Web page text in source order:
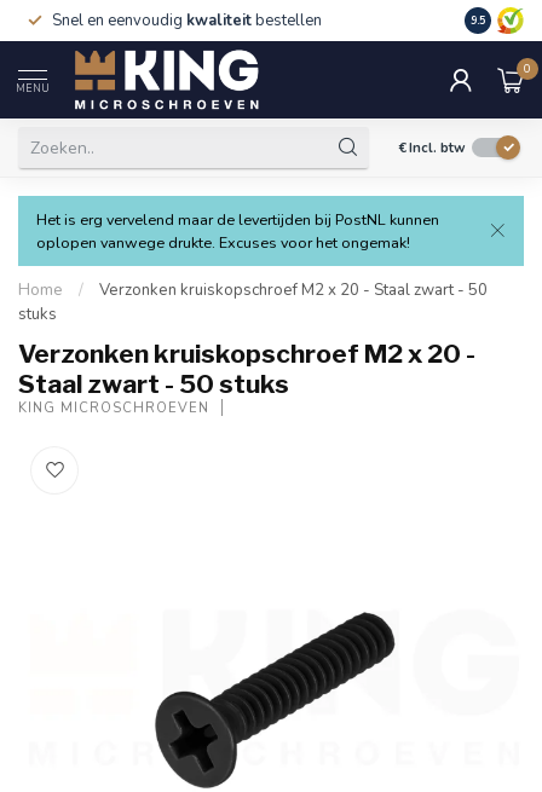
Snel en eenvoudig kwaliteitbestellen 9.5
MENU
0
€Incl. btw
Het is erg vervelend maar de levertijden bij PostNL kunnen
oplopen vanwege drukte. Excuses voor het ongemak!
Home /
Verzonken kruiskopschroef M2 x 20 - Staal zwart - 50
stuks
Verzonken kruiskopschroef M2 x 20 -
Staal zwart - 50 stuks
KING MICROSCHROEVEN